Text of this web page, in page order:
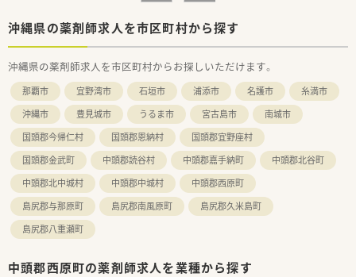
■年間休日120日以上でお休みをしっかり確保し、プライベート
も充実させたい方に非常にオススメです。
長く安定して働きたい方に最適です。
■充実したフォロー体制がある環境で、一人薬剤師の経験を積み
ながら成長したい方にぴったりの職場です。
沖縄県の薬剤師求人を市区町村から探す
沖縄県の薬剤師求人を市区町村からお探しいただけます。
那覇市 宜野湾市 石垣市 浦添市 名護市
糸満市
沖縄市
豊見城市 うるま市 宮古島市
南城市
国頭郡今帰仁村
国頭郡恩納村
国頭郡宜野座村
国頭郡金武町
中頭郡読谷村 中頭郡嘉手納町
中頭郡北谷町
中頭郡北中城村
中頭郡中城村
中頭郡西原町
島尻郡与那原町
島尻郡南風原町
島尻郡久米島町
島尻郡八重瀬町
中頭郡西原町の薬剤師求人を業種から探す